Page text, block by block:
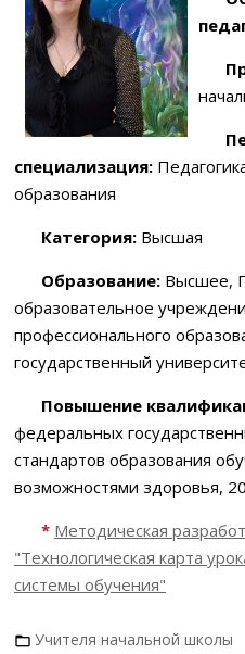
специализация:
образования
Категория: Высшая
Образование: Высшее,
образовательное
профессионального
государственный
Повышение
федеральных
стандартов образования
возможностями здоровья,
* Методическая
"Технологическая карта
системы обучения"
Учителя начальной школы